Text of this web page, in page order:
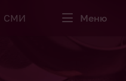
СМИ Меню